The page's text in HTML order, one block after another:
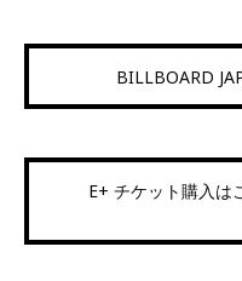
BILLBOARD
E+ チケット購入は